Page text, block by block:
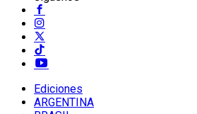
Ediciones
ARGENTINA